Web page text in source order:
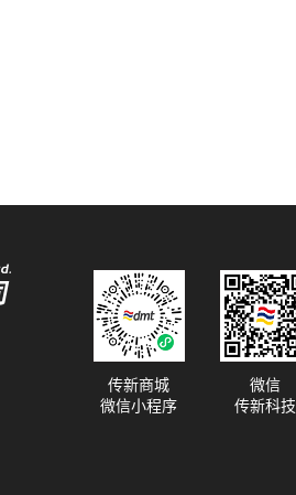
传新商城
微信小程序
微信
传新科技